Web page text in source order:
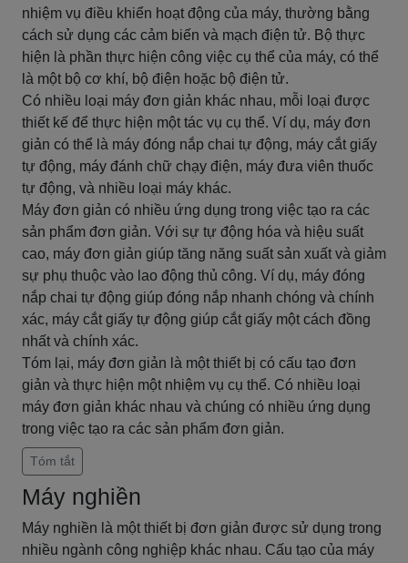
nhiệm vụ điều khiển hoạt động của máy, thường bằng
cách sử dụng các cảm biến và mạch điện tử. Bộ thực
hiện là phần thực hiện công việc cụ thể của máy, có thể
là một bộ cơ khí, bộ điện hoặc bộ điện tử.
Có nhiều loại máy đơn giản khác nhau, mỗi loại được
thiết kế để thực hiện một tác vụ cụ thể. Ví dụ, máy đơn
giản có thể là máy đóng nắp chai tự động, máy cắt giấy
tự động, máy đánh chữ chạy điện, máy đưa viên thuốc
tự động, và nhiều loại máy khác.
Máy đơn giản có nhiều ứng dụng trong việc tạo ra các
sản phẩm đơn giản. Với sự tự động hóa và hiệu suất
cao, máy đơn giản giúp tăng năng suất sản xuất và giảm
sự phụ thuộc vào lao động thủ công. Ví dụ, máy đóng
nắp chai tự động giúp đóng nắp nhanh chóng và chính
xác, máy cắt giấy tự động giúp cắt giấy một cách đồng
nhất và chính xác.
Tóm lại, máy đơn giản là một thiết bị có cấu tạo đơn
giản và thực hiện một nhiệm vụ cụ thể. Có nhiều loại
máy đơn giản khác nhau và chúng có nhiều ứng dụng
trong việc tạo ra các sản phẩm đơn giản.
Tóm tắt
Máy nghiền
Máy nghiền là một thiết bị đơn giản được sử dụng trong
nhiều ngành công nghiệp khác nhau. Cấu tạo của máy